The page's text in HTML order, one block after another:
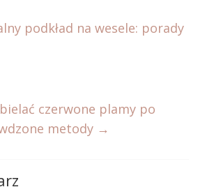
podkład na wesele: porady
czerwone plamy po
metody →